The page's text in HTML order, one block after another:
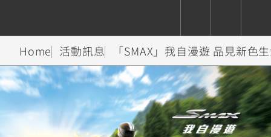
依風格 依排氣量
Super
Sport
Hyper
Naked
Sport
Heritage
依風格 依排氣量
Premium Sport FashionAdventureFamily
CUXiE
2.5 kw
追蹤愛車
Home 活動訊息 「SMAX」我自漫遊 品見新色